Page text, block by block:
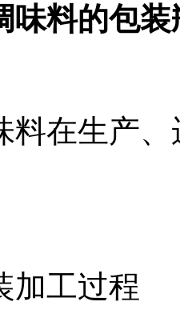
味料的包
料在生产
工过程